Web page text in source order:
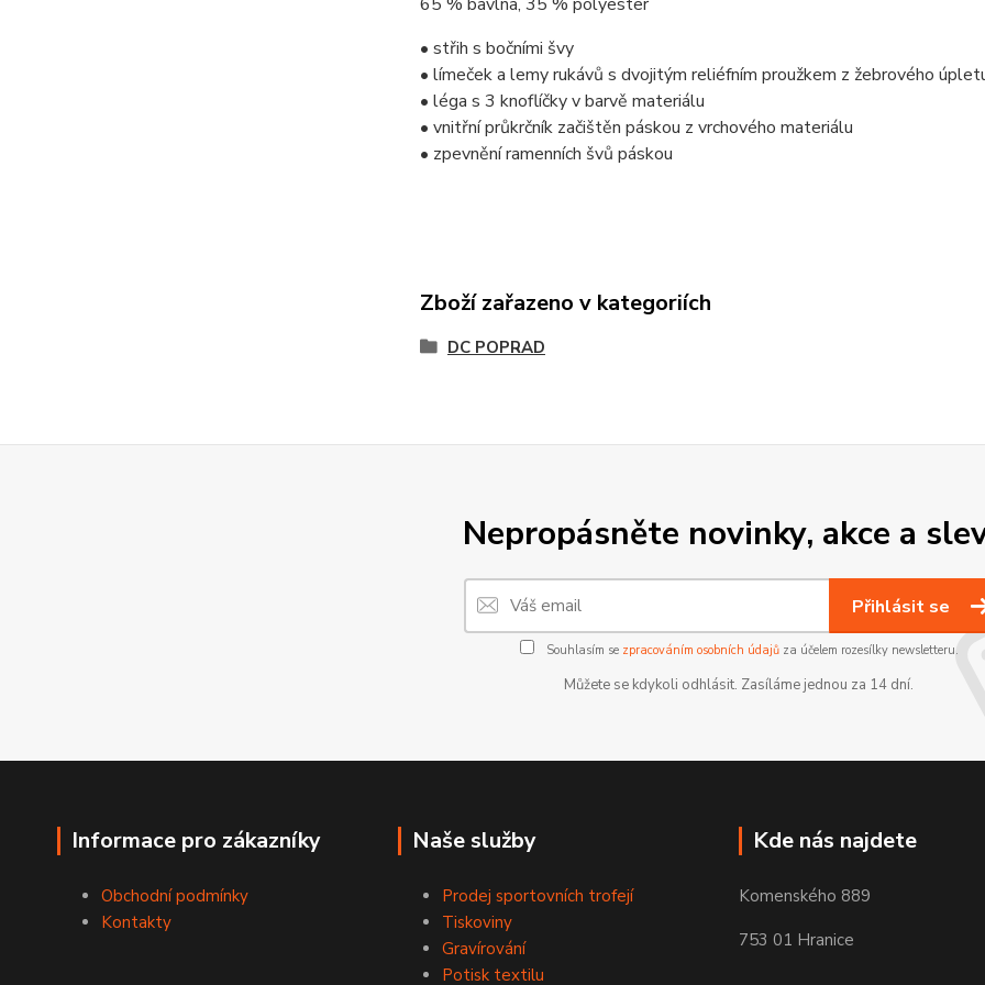
• střih s bočními švy
• límeček a lemy rukávů s dvojitým reliéfním proužkem z žebrového
• léga s 3 knoflíčky v barvě materiálu
• vnitřní průkrčník začištěn páskou z vrchového materiálu
• zpevnění ramenních švů páskou
Zboží zařazeno v kategoriích
DC POPRAD
Nepropásněte novinky, akce a
Přihlásit se
Souhlasím se zpracováním osobních údajůza účelem rozesílky newsletteru.
Můžete se kdykoli odhlásit. Zasíláme jednou za 14 dní.
Informace pro zákazníky
Obchodní podmínky
Kontakty
Naše služby
Prodej sportovních trofejí
Tiskoviny
Gravírování
Potisk textilu
Kde nás najdete
Komenského 889
753 01 Hranice